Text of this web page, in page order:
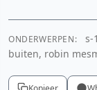
ONDERWERPEN:
s-
buiten, robin